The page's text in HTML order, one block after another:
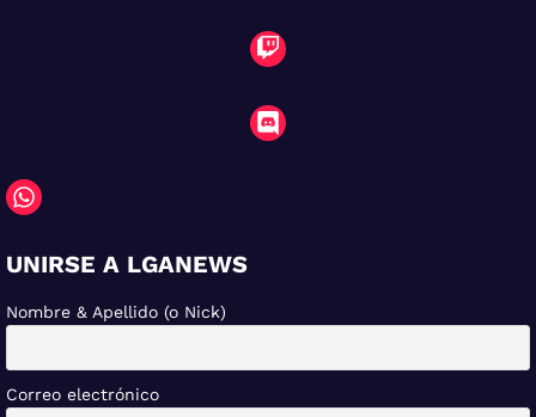
UNIRSE A LGANEWS
Nombre & Apellido (o Nick)
Correo electrónico